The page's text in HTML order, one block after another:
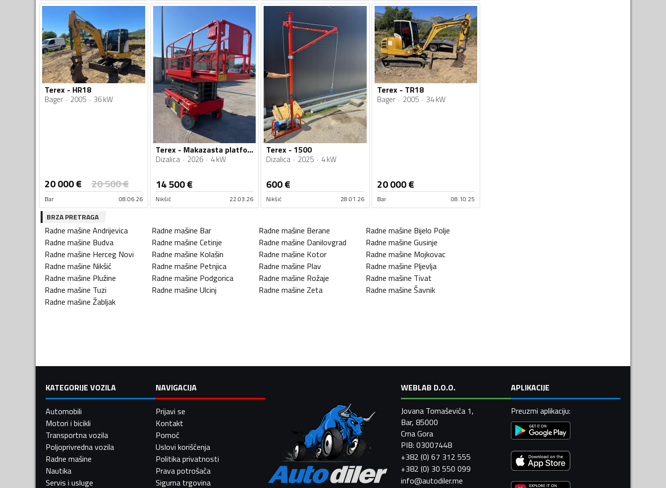
Terex - HR18
Bager 2005 36 kW
20 000€ 20 500€
Bar 08.06.26
Terex - Makazasta platforma g320
Dizalica 2026 4 kW
14 500€
Nikšić 22.03.26
Terex - 1500
Dizalica 2025 4 kW
600€
Nikšić 28.01.26
Terex - TR18
Bager 2005 34 kW
20 000€
Bar 08.10.25
BRZA PRETRAGA
Radne mašine Andrijevica Radne mašine Bar Radne mašine Berane Radne mašine Bijelo Polje
Radne mašine Budva Radne mašine Cetinje Radne mašine Danilovgrad Radne mašine Gusinje
Radne mašine Herceg Novi Radne mašine Kolašin Radne mašine Kotor Radne mašine Mojkovac
Radne mašine Nikšić Radne mašine Petnjica Radne mašine Plav Radne mašine Pljevlja
Radne mašine Plužine Radne mašine Podgorica Radne mašine Rožaje Radne mašine Tivat
Radne mašine Tuzi Radne mašine Ulcinj Radne mašine Zeta Radne mašine Šavnik
Radne mašine Žabljak
KATEGORIJE VOZILA
Automobili
Motori i bicikli
Transportna vozila
Poljoprivredna vozila
Radne mašine
Nautika
Servis i usluge
NAVIGACIJA
Prijavi se
Kontakt
Pomoć
Uslovi korišćenja
Politika privatnosti
Prava potrošača
Sigurna trgovina
WEBLAB D.O.O.
Jovana Tomaševića 1,
Bar, 85000
Crna Gora
PIB: 03007448
+382 (0) 67 312 555
+382 (0) 30 550 099
info@autodiler.me
APLIKACIJE
Preuzmi aplikaciju: